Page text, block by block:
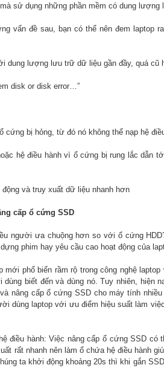
sử dụng những phần mềm có dung
vấn đề sau, bạn có thể nên đem
dung lượng lưu trữ dữ liệu gần đầy, quá cũ
disk or disk error…”
cứng bị hỏng, từ đó nó không thể nạp hệ
hệ điều hành vì ổ cứng bị rung lắc
và truy xuất dữ liệu nhanh hơn
cấp ổ cứng SSD
người ưa chuộng hơn so với ổ cứng
phim hay yêu cầu cao hoạt động của
mới phổ biến rầm rộ trong công nghệ
biết đến và dùng nó. Tuy nhiên, hiện
nâng cấp ổ cứng SSD cho máy tính
dùng laptop với ưu điểm hiệu suất làm
điều hành: Việc nâng cấp ổ cứng SSD
rất nhanh nên làm ổ chứa hệ điều hành
ta khởi động khoảng 20s thì khi gắn